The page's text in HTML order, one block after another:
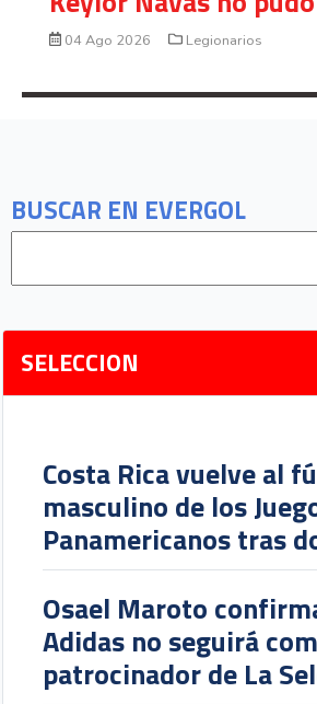
BUSCAR EN EVERGOL
SELECCION
Costa Rica vuelve al
masculino de los
Panamericanos tras
Osael Maroto
Adidas no seguirá
patrocinador de La
04 Ago 2026 Legionarios